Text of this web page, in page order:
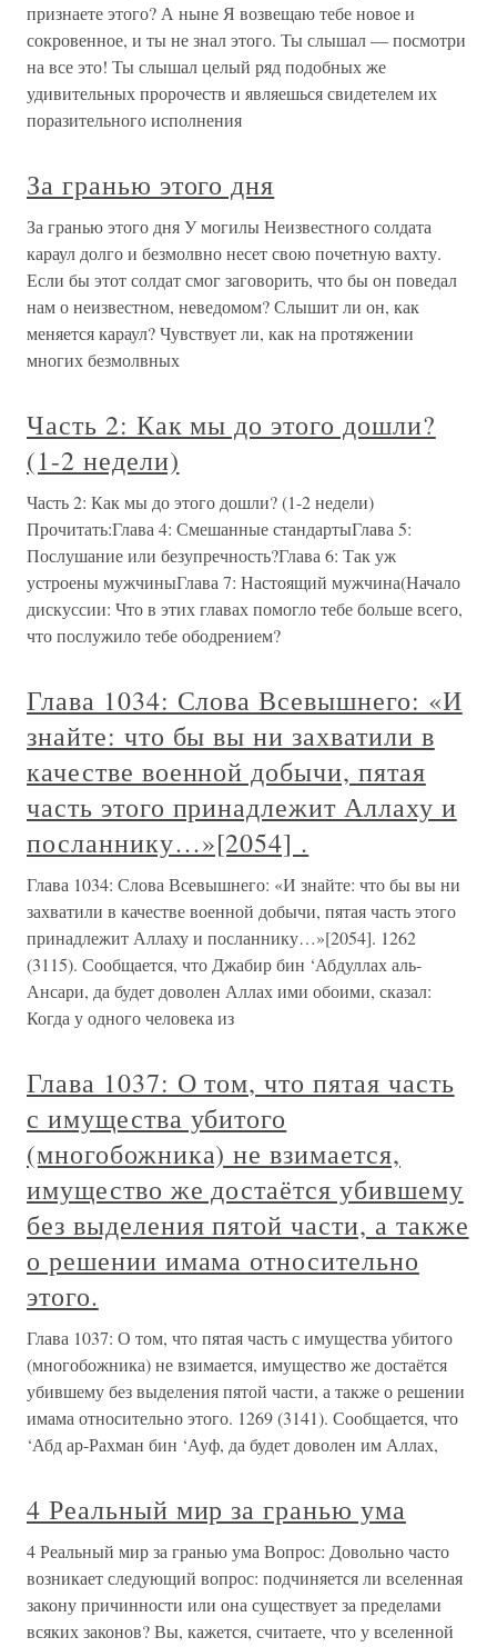
признаете этого? А ныне Я возвещаю тебе новое и
сокровенное, и ты не знал этого. Ты слышал — посмотри
на все это! Ты слышал целый ряд подобных же
удивительных пророчеств и являешься свидетелем их
поразительного исполнения
За гранью этого дня
За гранью этого дня У могилы Неизвестного солдата
караул долго и безмолвно несет свою почетную вахту.
Если бы этот солдат смог заговорить, что бы он поведал
нам о неизвестном, неведомом? Слышит ли он, как
меняется караул? Чувствует ли, как на протяжении
многих безмолвных
Часть 2: Как мы до этого дошли?
(1-2 недели)
Часть 2: Как мы до этого дошли? (1-2 недели)
Прочитать:Глава 4: Смешанные стандартыГлава 5:
Послушание или безупречность?Глава 6: Так уж
устроены мужчиныГлава 7: Настоящий мужчина(Начало
дискуссии: Что в этих главах помогло тебе больше всего,
что послужило тебе ободрением?
Глава 1034: Слова Всевышнего: «И
знайте: что бы вы ни захватили в
качестве военной добычи, пятая
часть этого принадлежит Аллаху и
посланнику…»[2054] .
Глава 1034: Слова Всевышнего: «И знайте: что бы вы ни
захватили в качестве военной добычи, пятая часть этого
принадлежит Аллаху и посланнику…»[2054]. 1262
(3115). Сообщается, что Джабир бин ‘Абдуллах аль-
Ансари, да будет доволен Аллах ими обоими, сказал:
Когда у одного человека из
Глава 1037: О том, что пятая часть
с имущества убитого
(многобожника) не взимается,
имущество же достаётся убившему
без выделения пятой части, а также
о решении имама относительно
этого.
Глава 1037: О том, что пятая часть с имущества убитого
(многобожника) не взимается, имущество же достаётся
убившему без выделения пятой части, а также о решении
имама относительно этого. 1269 (3141). Сообщается, что
‘Абд ар-Рахман бин ‘Ауф, да будет доволен им Аллах,
4 Реальный мир за гранью ума
4 Реальный мир за гранью ума Вопрос: Довольно часто
возникает следующий вопрос: подчиняется ли вселенная
закону причинности или она существует за пределами
всяких законов? Вы, кажется, считаете, что у вселенной